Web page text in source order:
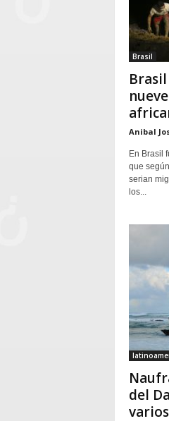
Brasil
Anibal
En Brasil
que
serian
los...
del